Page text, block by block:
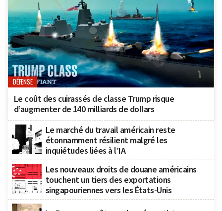
DÉFENSE
Le coût des cuirassés de classe Trump risque
d’augmenter de 140 milliards de dollars
Le marché du travail américain reste
étonnamment résilient malgré les
inquiétudes liées à l’IA
Les nouveaux droits de douane américains
touchent un tiers des exportations
singapouriennes vers les États-Unis